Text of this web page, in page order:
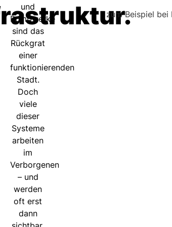
und
Pumpwerke
sind das
Rückgrat
einer
funktionierenden
Stadt.
Doch
viele
dieser
Systeme
arbeiten
im
Verborgenen
– und
werden
oft erst
dann
zum Beispiel